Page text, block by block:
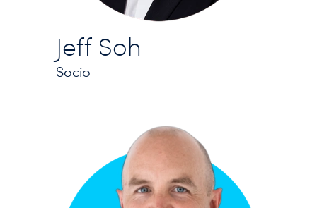
Jeff Soh
Socio